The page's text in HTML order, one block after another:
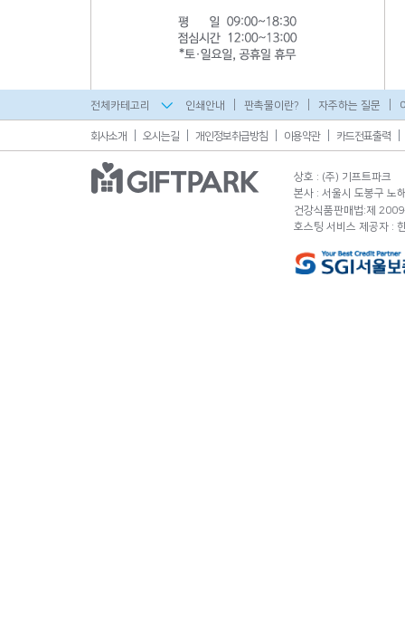
전체카테고리 인쇄안내 판촉물이란? 자주하는 질문
회사소개 오시는길 개인정보취급방침 이용약관 카드전표출력
상호 : (주) 기프트파크
본사 : 서울시 도봉구 노
건강식품판매법:제
호스팅 서비스 제공자 :